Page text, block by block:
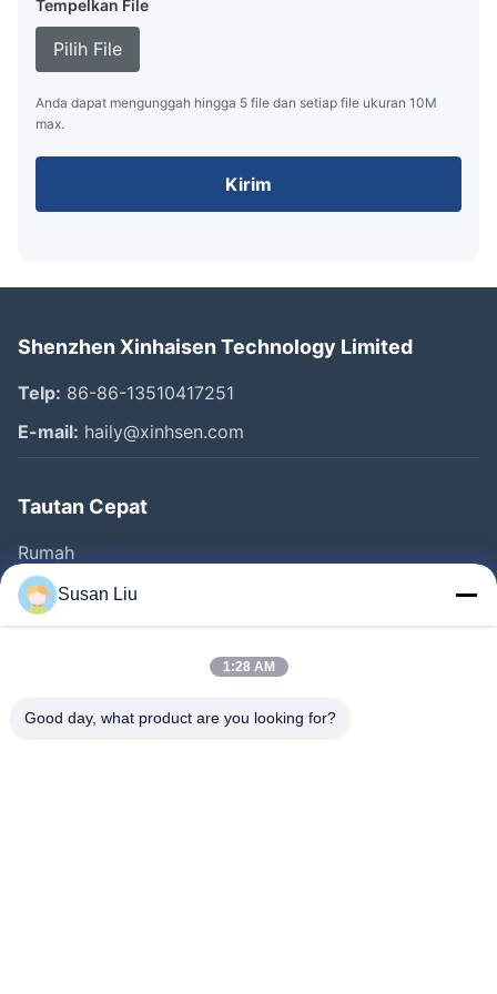
Tempelkan File
Pilih File
Anda dapat mengunggah hingga 5 file dan setiap file ukuran 10M
max.
Kirim
Shenzhen Xinhaisen Technology Limited
Telp: 86-86-13510417251
E-mail: haily@xinhsen.com
Tautan Cepat
Rumah
Produk
Video
Wisata Pabrik
Susan Liu
1:28 AM
Good day, what product are you looking for?